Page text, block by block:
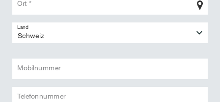
Ort *
Land
Mobilnummer
Telefonnummer